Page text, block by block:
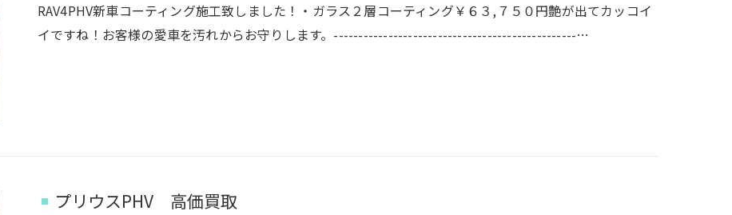
RAV4PHV新車コーティング施工致しました！・ガラス２層コーティング￥６３,７５０円艶が出てカッコイ
イですね！お客様の愛車を汚れからお守りします。-------------------------------------------------…
プリウスPHV 高価買取